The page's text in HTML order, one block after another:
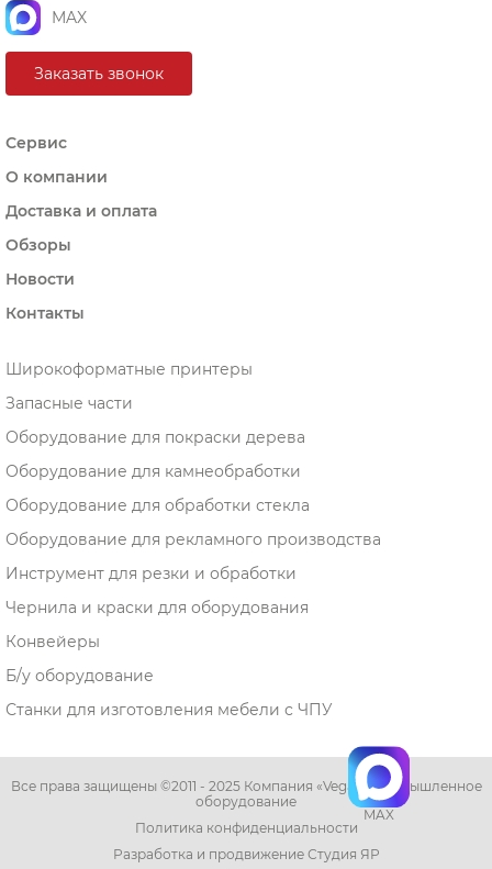
MAX
Заказать звонок
Сервис
О компании
Доставка и оплата
Обзоры
Новости
Контакты
Широкоформатные принтеры
Запасные части
Оборудование для покраски дерева
Оборудование для камнеобработки
Оборудование для обработки стекла
Оборудование для рекламного производства
Инструмент для резки и обработки
Чернила и краски для оборудования
Конвейеры
Б/у оборудование
Станки для изготовления мебели с ЧПУ
Все права защищены ©2011 - 2025 Компания «Vega» - промышленное
оборудование
Политика конфиденциальности
Разработка и продвижение Студия ЯР
MAX